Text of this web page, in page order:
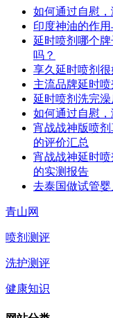
如何通过自慰
印度神油的作
延时喷剂哪个
吗？
享久延时喷剂
主流品牌延时
延时喷剂洗完
如何通过自慰
宵战战神版喷
的评价汇总
宵战战神延时
的实测报告
去泰国做试管
青山网
喷剂测评
洗护测评
健康知识